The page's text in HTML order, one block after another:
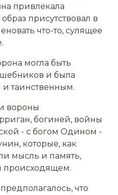
привлекала
присутствовал в
что-то, сулящее
могла быть
и была
и таинственным.
вороны
богиней, войны
- с богом Одином -
которые, как
мысль и память,
происходящем.
что